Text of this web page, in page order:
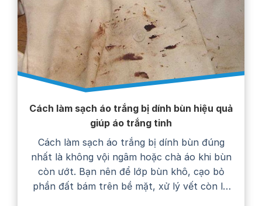
Cách làm sạch áo trắng bị dính bùn hiệu quả
giúp áo trắng tinh
Cách làm sạch áo trắng bị dính bùn đúng
nhất là không vội ngâm hoặc chà áo khi bùn
còn ướt. Bạn nên để lớp bùn khô, cạo bỏ
phần đất bám trên bề mặt, xử lý vết còn lại